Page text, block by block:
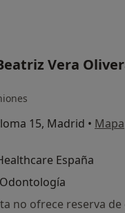
Vera
15, Madrid • Mapa
España